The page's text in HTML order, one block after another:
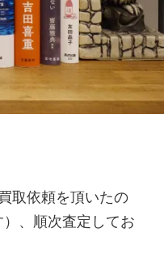
取依頼を頂いたの
、順次査定してお